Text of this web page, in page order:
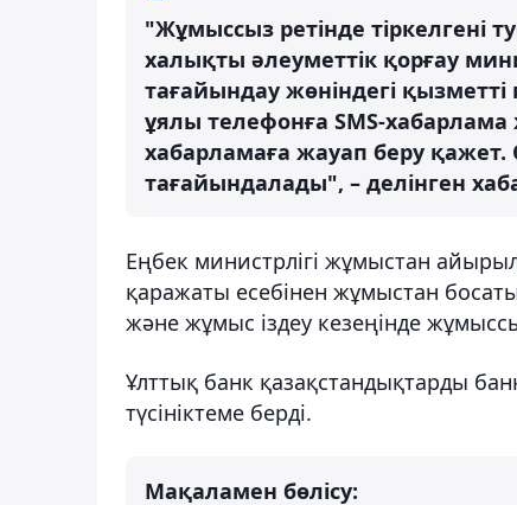
"Жұмыссыз ретінде тіркелгені
халықты әлеуметтік қорғау
тағайындау жөніндегі қызметті
ұялы телефонға SMS-хабарлама
хабарламаға жауап беру
тағайындалады", – делінген
Еңбек министрлігі жұмыстан
қаражаты есебінен жұмыстан
және жұмыс іздеу кезеңінде
Ұлттық банк қазақстандықтарды
түсініктеме берді.
Мақаламен бөлісу: